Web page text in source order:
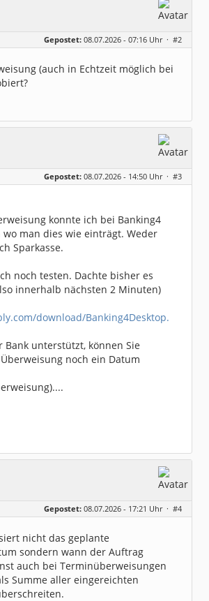
Gepostet: 08.07.2026 - 07:16 Uhr · #2
(auch in Echtzeit möglich bei
Gepostet: 08.07.2026 - 14:50 Uhr · #3
konnte ich bei Banking4
man dies wie einträgt. Weder
Sparkasse.
noch testen. Dachte bisher es
innerhalb nächsten 2 Minuten)
download/Banking4Desktop.
Bank unterstützt, können Sie
noch ein Datum
Gepostet: 08.07.2026 - 17:21 Uhr · #4
nicht das geplante
sondern wann der Auftrag
auch bei Terminüberweisungen
Summe aller eingereichten